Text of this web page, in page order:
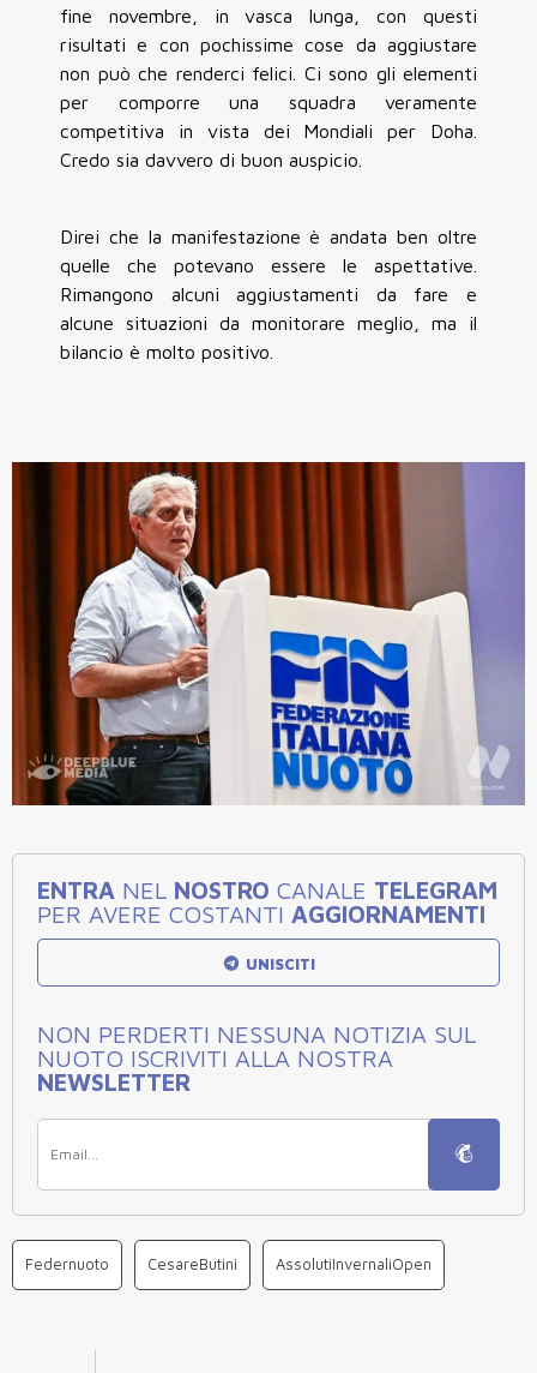
fine novembre, in vasca lunga, con questi
risultati e con pochissime cose da aggiustare
non può che renderci felici. Ci sono gli elementi
per comporre una squadra veramente
competitiva in vista dei Mondiali per Doha.
Credo sia davvero di buon auspicio.
Direi che la manifestazione è andata ben oltre
quelle che potevano essere le aspettative.
Rimangono alcuni aggiustamenti da fare e
alcune situazioni da monitorare meglio, ma il
bilancio è molto positivo.
ENTRA NEL NOSTRO CANALE TELEGRAM
PER AVERE COSTANTI AGGIORNAMENTI
UNISCITI
NON PERDERTI NESSUNA NOTIZIA SUL
NUOTO ISCRIVITI ALLA NOSTRA
NEWSLETTER
Federnuoto CesareButini AssolutiInvernaliOpen